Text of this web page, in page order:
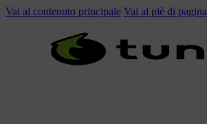
Vai al contenuto principale Vai al piè di pagina